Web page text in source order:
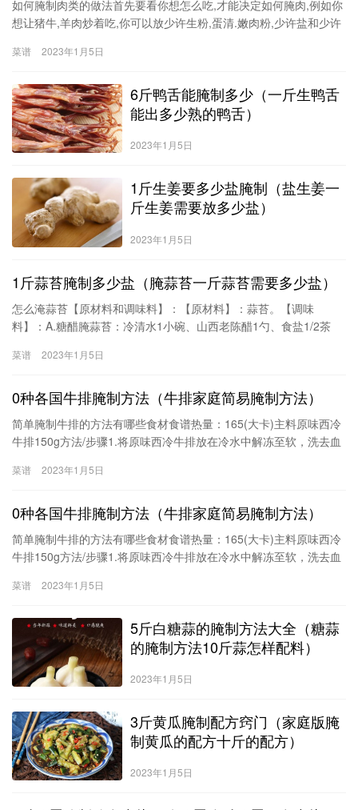
如何腌制肉类的做法首先要看你想怎么吃,才能决定如何腌肉,例如你
想让猪牛,羊肉炒着吃,你可以放少许生粉,蛋清.嫩肉粉,少许盐和少许
可烧烤用的就要加洋葱生姜生抽油盐味糖少许甘草分五香粉糊椒粉
菜谱 2023年1月5日
6斤鸭舌能腌制多少（一斤生鸭舌
能出多少熟的鸭舌）
2023年1月5日
1斤生姜要多少盐腌制（盐生姜一
斤生姜需要放多少盐）
2023年1月5日
1斤蒜苔腌制多少盐（腌蒜苔一斤蒜苔需要多少盐）
怎么淹蒜苔【原材料和调味料】：【原材料】：蒜苔。【调味
料】：A.糖醋腌蒜苔：冷清水1小碗、山西老陈醋1勺、食盐1/2茶
红辣椒、生姜、生抽1勺、山西老陈醋1/2勺、花椒水或清水1勺、白
汤匙、清水小半碗。【蒜苔的处理过程】：1.蒜
菜谱 2023年1月5日
0种各国牛排腌制方法（牛排家庭简易腌制方法）
简单腌制牛排的方法有哪些食材食谱热量：165(大卡)主料原味西冷
牛排150g方法/步骤1.将原味西冷牛排放在冷水中解冻至软，洗去血
松，使肉质变松软，然后撒上黑胡椒粒、盐巴少量（一定要少许，
菜谱 2023年1月5日
0种各国牛排腌制方法（牛排家庭简易腌制方法）
简单腌制牛排的方法有哪些食材食谱热量：165(大卡)主料原味西冷
牛排150g方法/步骤1.将原味西冷牛排放在冷水中解冻至软，洗去血
松，使肉质变松软，然后撒上黑胡椒粒、盐巴少量（一定要少许，
好！3.平底锅大火预热，倒入黄油，放入西冷牛排。每面各煎
菜谱 2023年1月5日
5斤白糖蒜的腌制方法大全（糖蒜
的腌制方法10斤蒜怎样配料）
2023年1月5日
3斤黄瓜腌制配方窍门（家庭版腌
制黄瓜的配方十斤的配方）
2023年1月5日